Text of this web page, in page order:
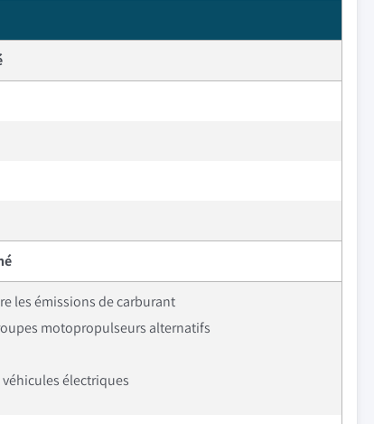
les émissions de carburant
motopropulseurs alternatifs
électriques